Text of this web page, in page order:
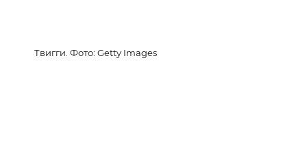
Твигги. Фото: Getty Images